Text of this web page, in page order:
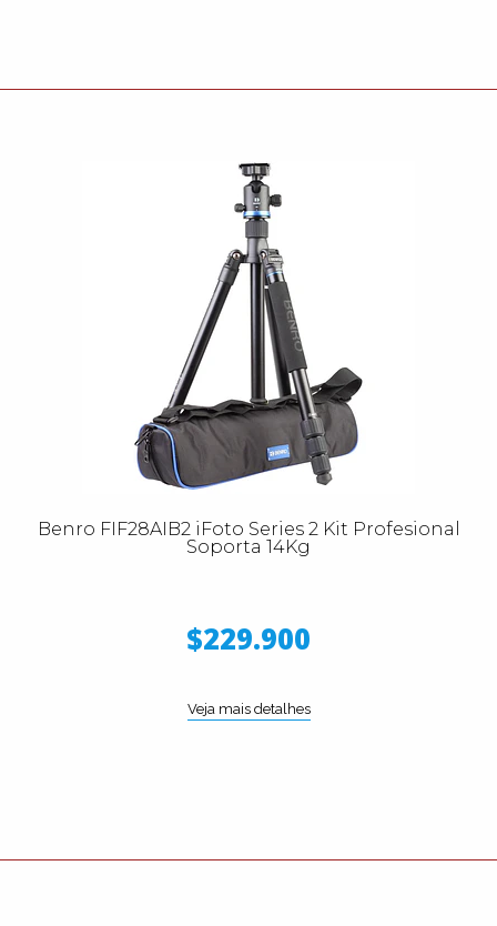
Benro FIF28AIB2 iFoto Series 2 Kit Profesional
Soporta 14Kg
$229.900
Veja mais detalhes